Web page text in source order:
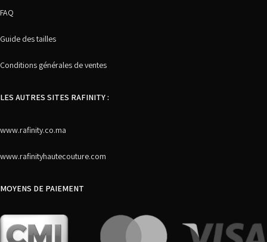
FAQ
Guide des tailles
Conditions générales de ventes
LES AUTRES SITES RAFINITY :
www.rafinity.co.ma
www.rafinityhautecouture.com
MOYENS DE PAIEMENT